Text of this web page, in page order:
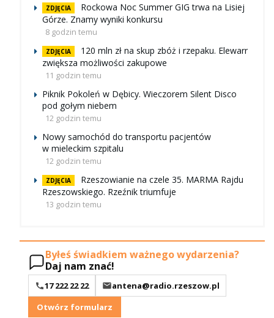
ZDJĘCIA
Rockowa Noc Summer GIG trwa na Lisiej
Górze. Znamy wyniki konkursu
8 godzin temu
ZDJĘCIA
120 mln zł na skup zbóż i rzepaku. Elewarr
zwiększa możliwości zakupowe
11 godzin temu
Piknik Pokoleń w Dębicy. Wieczorem Silent Disco
pod gołym niebem
12 godzin temu
Nowy samochód do transportu pacjentów
w mieleckim szpitalu
12 godzin temu
ZDJĘCIA
Rzeszowianie na czele 35. MARMA Rajdu
Rzeszowskiego. Rzeźnik triumfuje
13 godzin temu
Byłeś świadkiem ważnego wydarzenia?
Daj nam znać!
17 222 22 22
antena@radio.rzeszow.pl
Otwórz formularz